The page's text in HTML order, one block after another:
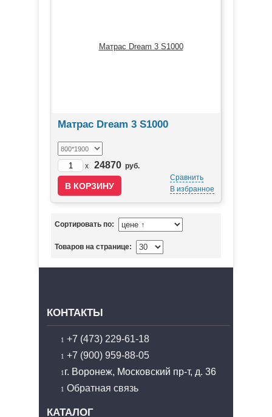
Матрас Dream 3 S1000
x 24870 руб.
Сравнить
В избранное
Сортировать по:
Товаров на странице:
КОНТАКТЫ
+7 (473) 229-61-18
+7 (900) 959-88-05
г. Воронеж, Московский пр-т, д. 36
Обратная связь
КАТАЛОГ